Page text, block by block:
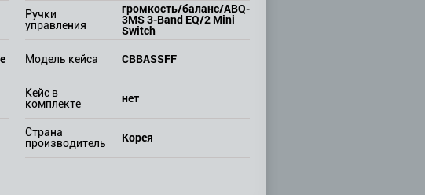
Ручки
управления
громкость/баланс/ABQ-
3MS 3-Band EQ/2 Mini
Switch
Модель кейса CBBASSFF
Кейс в
комплекте
нет
Страна
производитель
Корея